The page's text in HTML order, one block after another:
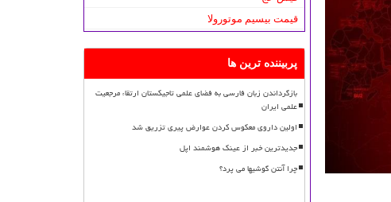
قیمت بیسیم موتورولا
پربیننده ترین ها
بازگرداندن زبان فارسی به فضای علمی تاجیکستان ارتقاء مرجعیت
علمی ایران
اولین داروی معکوس کردن عوارض پیری تزریق شد
جدیدترین خبر از عینک هوشمند اپل
چرا آنتن گوشیها می پرد؟